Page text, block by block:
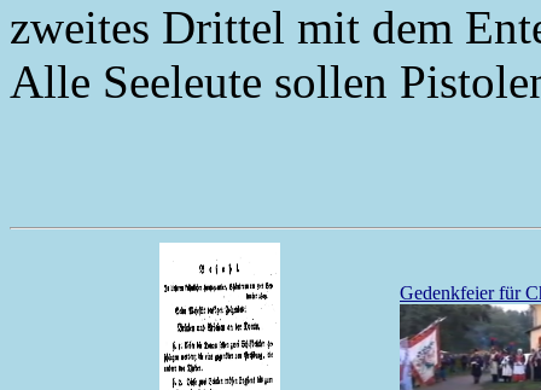
zweites Drittel mit dem
Alle Seeleute sollen
Gedenkfeier für